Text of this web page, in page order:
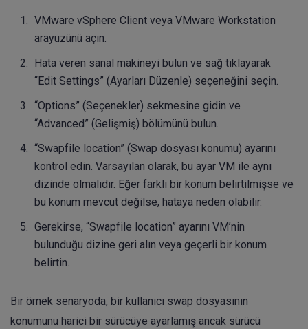
VMware vSphere Client veya VMware Workstation
arayüzünü açın.
Hata veren sanal makineyi bulun ve sağ tıklayarak
“Edit Settings” (Ayarları Düzenle) seçeneğini seçin.
“Options” (Seçenekler) sekmesine gidin ve
“Advanced” (Gelişmiş) bölümünü bulun.
“Swapfile location” (Swap dosyası konumu) ayarını
kontrol edin. Varsayılan olarak, bu ayar VM ile aynı
dizinde olmalıdır. Eğer farklı bir konum belirtilmişse ve
bu konum mevcut değilse, hataya neden olabilir.
Gerekirse, “Swapfile location” ayarını VM’nin
bulunduğu dizine geri alın veya geçerli bir konum
belirtin.
Bir örnek senaryoda, bir kullanıcı swap dosyasının
konumunu harici bir sürücüye ayarlamış ancak sürücü